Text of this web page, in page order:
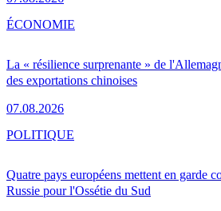
La « résilience surprenante » de
des exportations chinoises
07.08.2026
ÉCONOMIE
Quatre pays européens mettent en garde
Russie pour l'Ossétie du Sud
POLITIQUE